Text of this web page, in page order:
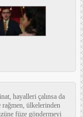
hayalleri çalınsa da
rağmen, ülkelerinden
füze göndermeyi